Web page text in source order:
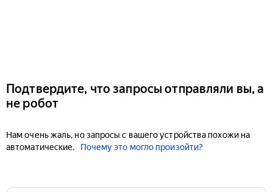
Подтвердите, что запросы отправляли вы, а
не робот
Нам очень жаль, но запросы с вашего устройства похожи на
автоматические.
Почему это могло произойти?